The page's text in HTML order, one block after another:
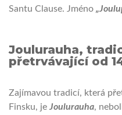
Santu Clause. Jméno „
Joulurauha,
přetrvávající od
Zajímavou tradicí, která
Finsku, je Joulurauha,